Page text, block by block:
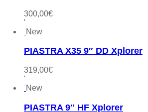
300,00€
'
New
PIASTRA X35 9″ DD Xplorer
319,00€
'
New
PIASTRA 9″ HF Xplorer